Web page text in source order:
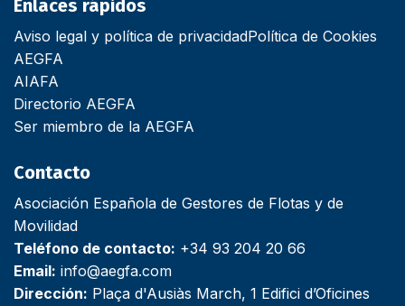
Enlaces rápidos
Aviso legal y política de privacidadPolítica de Cookies
AEGFA
AIAFA
Directorio AEGFA
Ser miembro de la AEGFA
Contacto
Asociación Española de Gestores de Flotas y de
Movilidad
Teléfono de contacto: +34 93 204 20 66
Email: info@aegfa.com
Dirección: Plaça d'Ausiàs March, 1 Edifici d’Oficines